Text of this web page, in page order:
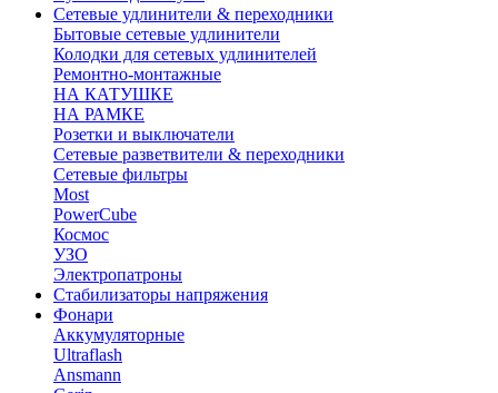
Сетевые удлинители & переходники
Бытовые сетевые удлинители
Колодки для сетевых удлинителей
Ремонтно-монтажные
НА КАТУШКЕ
НА РАМКЕ
Розетки и выключатели
Сетевые разветвители & переходники
Сетевые фильтры
Most
PowerCube
Космос
УЗО
Электропатроны
Стабилизаторы напряжения
Фонари
Аккумуляторные
Ultraflash
Ansmann